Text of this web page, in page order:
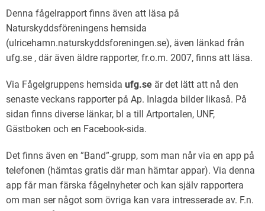
Denna fågelrapport finns även att läsa på
Naturskyddsföreningens hemsida
(ulricehamn.naturskyddsforeningen.se), även länkad från
ufg.se , där även äldre rapporter, fr.o.m. 2007, finns att läsa.
Via Fågelgruppens hemsida ufg.se är det lätt att nå den
senaste veckans rapporter på Ap. Inlagda bilder likaså. På
sidan finns diverse länkar, bl a till Artportalen, UNF,
Gästboken och en Facebook-sida.
Det finns även en ”Band”-grupp, som man når via en app på
telefonen (hämtas gratis där man hämtar appar). Via denna
app får man färska fågelnyheter och kan själv rapportera
om man ser något som övriga kan vara intresserade av. F.n.